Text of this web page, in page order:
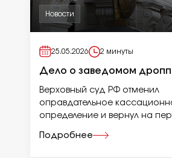
Новости
25.05.2026 2 минуты
Дело о заведомом
Верховный суд РФ отменил
оправдательное
определение и вернул на
Подробнее